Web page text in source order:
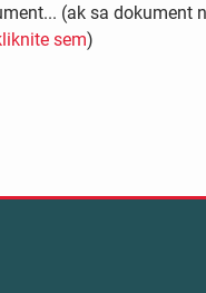
(ak sa dokument
sem)